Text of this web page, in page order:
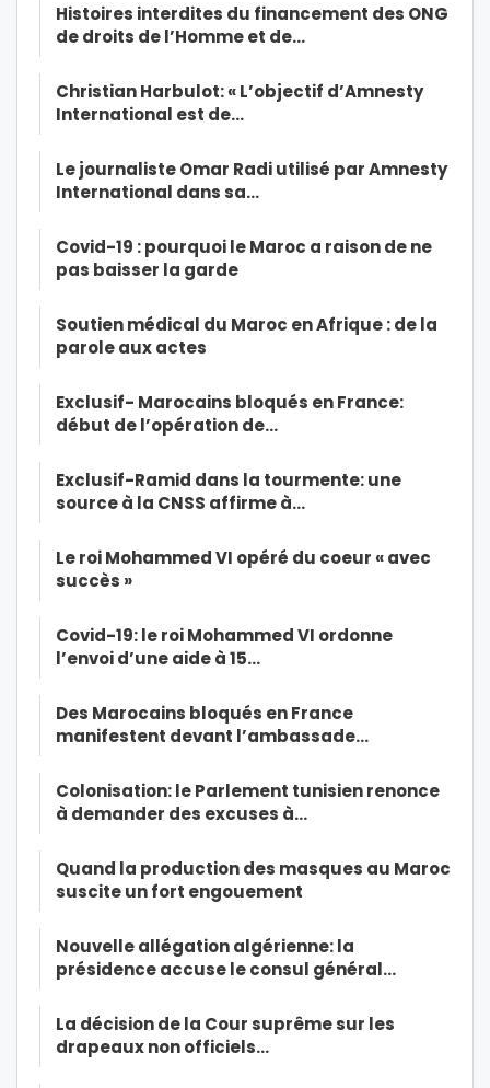
Histoires interdites du financement des ONG
de droits de l’Homme et de…
Christian Harbulot: « L’objectif d’Amnesty
International est de…
Le journaliste Omar Radi utilisé par Amnesty
International dans sa…
Covid-19 : pourquoi le Maroc a raison de ne
pas baisser la garde
Soutien médical du Maroc en Afrique : de la
parole aux actes
Exclusif- Marocains bloqués en France:
début de l’opération de…
Exclusif-Ramid dans la tourmente: une
source à la CNSS affirme à…
Le roi Mohammed VI opéré du coeur « avec
succès »
Covid-19: le roi Mohammed VI ordonne
l’envoi d’une aide à 15…
Des Marocains bloqués en France
manifestent devant l’ambassade…
Colonisation: le Parlement tunisien renonce
à demander des excuses à…
Quand la production des masques au Maroc
suscite un fort engouement
Nouvelle allégation algérienne: la
présidence accuse le consul général…
La décision de la Cour suprême sur les
drapeaux non officiels…